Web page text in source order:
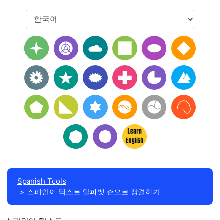
Spanish Tools
스페인어 텍스트 알파벳 순으로 정렬하기